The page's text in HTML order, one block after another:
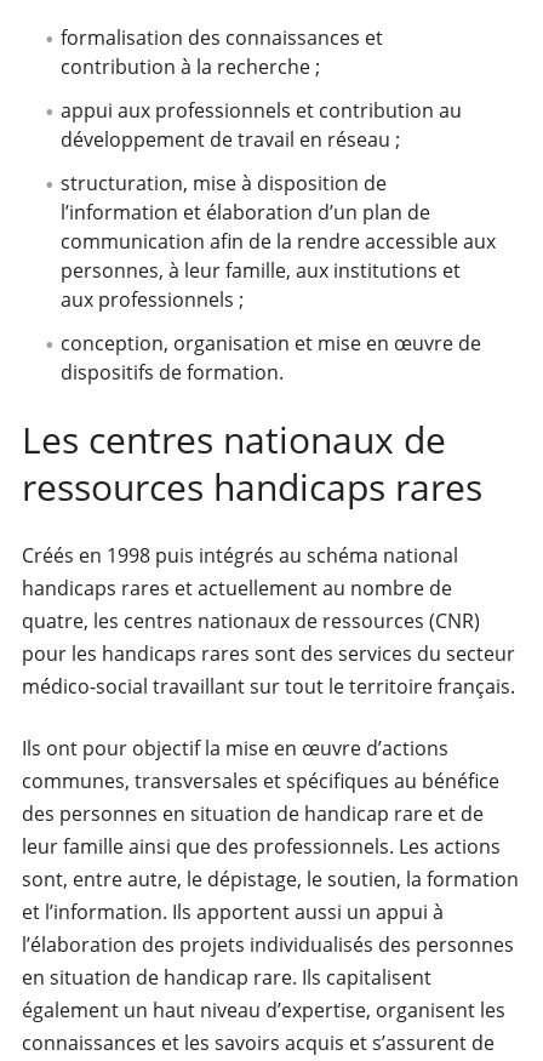
formalisation des connaissances et
contribution à la recherche ;
appui aux professionnels et contribution au
développement de travail en réseau ;
structuration, mise à disposition de
l’information et élaboration d’un plan de
communication afin de la rendre accessible aux
personnes, à leur famille, aux institutions et
aux professionnels ;
conception, organisation et mise en œuvre de
dispositifs de formation.
Les centres nationaux de
ressources handicaps rares
Créés en 1998 puis intégrés au schéma national
handicaps rares et actuellement au nombre de
quatre, les centres nationaux de ressources (CNR)
pour les handicaps rares sont des services du secteur
médico-social travaillant sur tout le territoire français.
Ils ont pour objectif la mise en œuvre d’actions
communes, transversales et spécifiques au bénéfice
des personnes en situation de handicap rare et de
leur famille ainsi que des professionnels. Les actions
sont, entre autre, le dépistage, le soutien, la formation
et l’information. Ils apportent aussi un appui à
l’élaboration des projets individualisés des personnes
en situation de handicap rare. Ils capitalisent
également un haut niveau d’expertise, organisent les
connaissances et les savoirs acquis et s’assurent de